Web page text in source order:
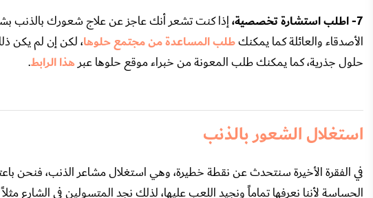
7- اطلب استشارة تخصصية،
إذا كنت تشعر أنك عاجز عن علاج شعورك بالذنب
الأصدقاء والعائلة كما يمكنكطلب المساعدة من مجتمع حلوها، لكن إن لم يكن
حلول جذرية، كما يمكنك طلب المعونة من خبراء موقع حلوها عبرهذا الرابط.
استغلال الشعور بالذنب
في الفقرة الأخيرة سنتحدث عن نقطة خطيرة، وهي استغلال مشاعر الذنب، فنحن
الحساسة لأننا نعرفها تماماً ونجيد اللعب عليها، لذلك نجد المتسولين في الشارع